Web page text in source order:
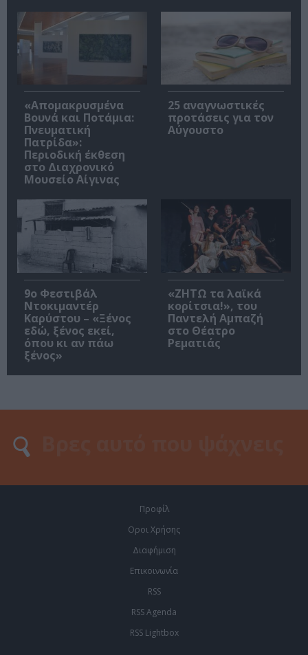
«Απομακρυσμένα
Βουνά και Ποτάμια:
Πνευματική
Πατρίδα»:
Περιοδική έκθεση
στο Διαχρονικό
Μουσείο Αίγινας
25 αναγνωστικές
προτάσεις για τον
Αύγουστο
9ο Φεστιβάλ
Ντοκιμαντέρ
Καρύστου – «Ξένος
εδώ, ξένος εκεί,
όπου κι αν πάω
ξένος»
«ΖΗΤΩ τα λαϊκά
κορίτσια!», του
Παντελή Αμπαζή
στο Θέατρο
Ρεματιάς
Προφίλ
Οροι Χρήσης
Διαφήμιση
Επικοινωνία
RSS
RSS Agenda
RSS Lightbox